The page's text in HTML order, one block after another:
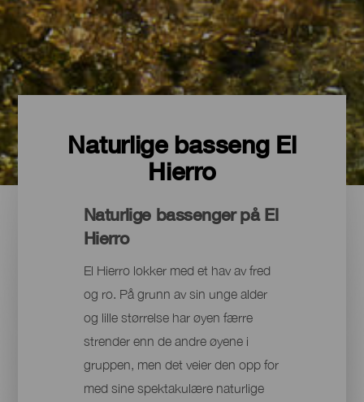
Naturlige basseng El
Hierro
Naturlige bassenger på El
Hierro
El Hierro lokker med et hav av fred
og ro. På grunn av sin unge alder
og lille størrelse har øyen færre
strender enn de andre øyene i
gruppen, men det veier den opp for
med sine spektakulære naturlige